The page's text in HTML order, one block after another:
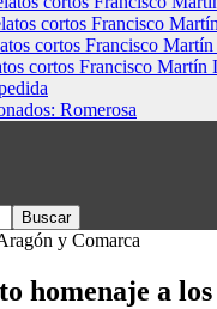
cortos Francisco
cortos Francisco
cortos Francisco Martín
Romerosa
y Comarca
homenaje a